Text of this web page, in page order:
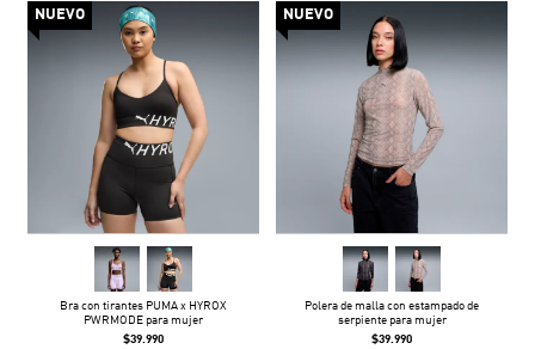
NUEVO
Bra con tirantes PUMA x HYROX
PWRMODE para mujer
$39.990
NUEVO
Polera de malla con estampado de
serpiente para mujer
$39.990